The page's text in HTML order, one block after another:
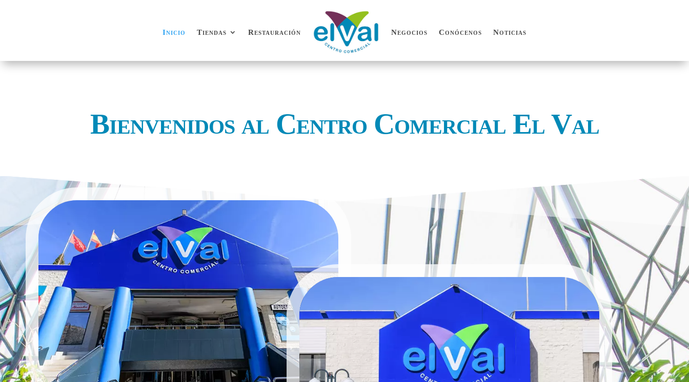
Inicio Tiendas Restauración Negocios Conócenos Noticias
Inicio Tiendas Restauración Negocios Conócenos Noticias
Bienvenidos al Centro Comercial El Val